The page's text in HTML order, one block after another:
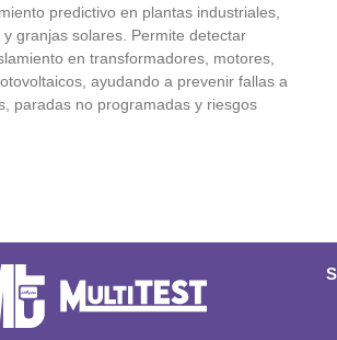
predictivo en plantas industriales,
granjas solares. Permite detectar
en transformadores, motores,
ayudando a prevenir fallas a
paradas no programadas y riesgos